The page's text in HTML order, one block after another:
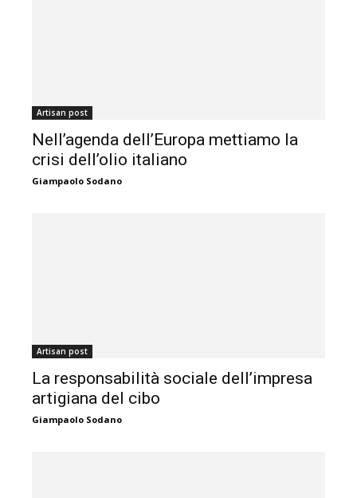
Artisan post
Nell’agenda dell’Europa mettiamo la
crisi dell’olio italiano
Giampaolo Sodano
Artisan post
La responsabilità sociale dell’impresa
artigiana del cibo
Giampaolo Sodano